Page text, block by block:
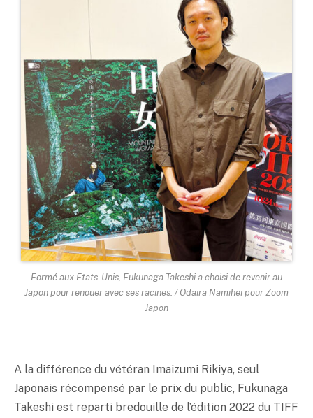
Formé aux Etats-Unis, Fukunaga Takeshi a choisi de revenir au
Japon pour renouer avec ses racines. / Odaira Namihei pour Zoom
Japon
A la différence du vétéran Imaizumi Rikiya, seul
Japonais récompensé par le prix du public, Fukunaga
Takeshi est reparti bredouille de l’édition 2022 du TIFF